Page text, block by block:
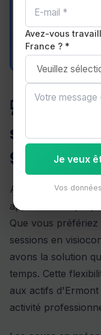
B2) et a pu
dimension
💻 Quels
sont
95120 ?
ActionBRITISH
apprenant en
Que vous
sessions en
avons la solution
temps. Cette
aux actifs
activité
Avez-vous
France ? *
Je veux
Vos